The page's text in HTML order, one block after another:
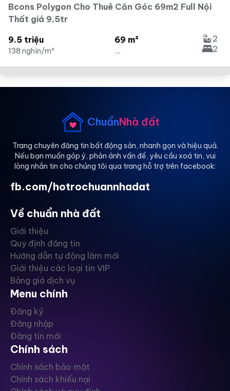
Bcons Polygon Cho Thuê Căn Góc 69m2 Full Nội
Thất giá 9,5tr
9.5 triệu
138 nghìn/m²
69 m²
...
2
2
ChuẩnNhà đất
Trang chuyên đăng tin bất động sản, nhanh gọn và hiệu quả.
Nếu bạn muốn góp ý, phản ánh vấn đề, yêu cầu xoá tin, vui
lòng nhắn tin cho chúng tôi qua trang hỗ trợ trên facebook:
fb.com/hotrochuannhadat
Về chuẩn nhà đất
Giới thiệu
Quy định đăng tin
Hướng dẫn tự động làm mới
Giới thiệu các loại tin VIP
Bảng giá dịch vụ
Menu chính
Đăng ký
Đăng nhập
Đăng tin mới
Chính sách
Chính sách bảo mật
Chính sách khiếu nại